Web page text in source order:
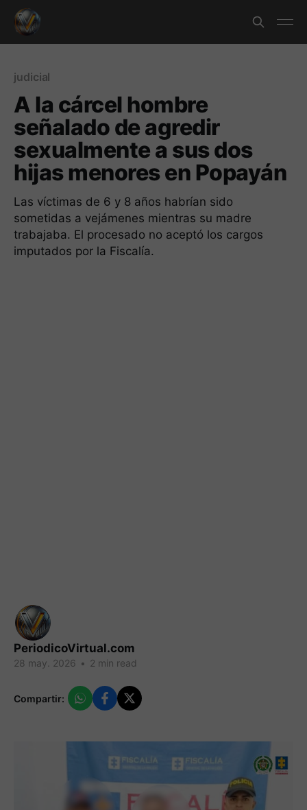
judicial
A la cárcel hombre
señalado de agredir
sexualmente a sus dos
hijas menores en Popayán
Las víctimas de 6 y 8 años habrían sido
sometidas a vejámenes mientras su madre
trabajaba. El procesado no aceptó los cargos
imputados por la Fiscalía.
PeriodicoVirtual.com
28 may. 2026 • 2 min read
Compartir: